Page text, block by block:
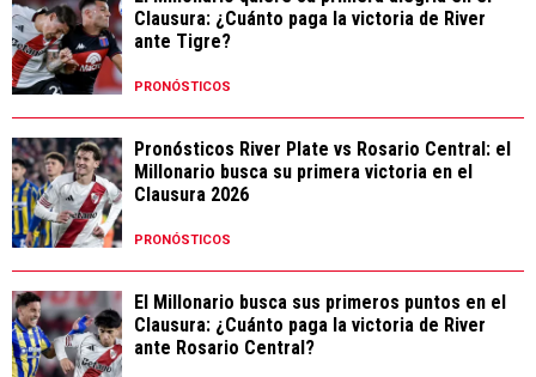
Clausura: ¿Cuánto paga la victoria de River
ante Tigre?
PRONÓSTICOS
Pronósticos River Plate vs Rosario Central: el
Millonario busca su primera victoria en el
Clausura 2026
PRONÓSTICOS
El Millonario busca sus primeros puntos en el
Clausura: ¿Cuánto paga la victoria de River
ante Rosario Central?